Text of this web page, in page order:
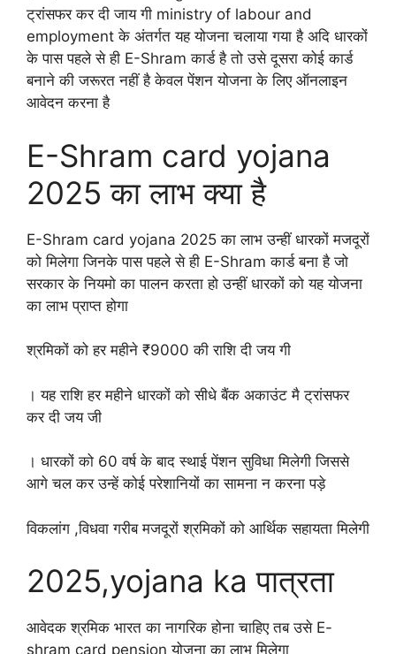
ट्रांसफर कर दी जाय गी ministry of labour and
employment के अंतर्गत यह योजना चलाया गया है अदि धारकों
के पास पहले से ही E-Shram कार्ड है तो उसे दूसरा कोई कार्ड
बनाने की जरूरत नहीं है केवल पेंशन योजना के लिए ऑनलाइन
आवेदन करना है
E-Shram card yojana
2025 का लाभ क्या है
E-Shram card yojana 2025 का लाभ उन्हीं धारकों मजदूरों
को मिलेगा जिनके पास पहले से ही E-Shram कार्ड बना है जो
सरकार के नियमो का पालन करता हो उन्हीं धारकों को यह योजना
का लाभ प्राप्त होगा
श्रमिकों को हर महीने ₹9000 की राशि दी जय गी
। यह राशि हर महीने धारकों को सीधे बैंक अकाउंट मै ट्रांसफर
कर दी जय जी
। धारकों को 60 वर्ष के बाद स्थाई पेंशन सुविधा मिलेगी जिससे
आगे चल कर उन्हें कोई परेशानियों का सामना न करना पड़े
विकलांग ,विधवा गरीब मजदूरों श्रमिकों को आर्थिक सहायता मिलेगी
2025,yojana ka पात्रता
आवेदक श्रमिक भारत का नागरिक होना चाहिए तब उसे E-
shram card pension योजना का लाभ मिलेगा